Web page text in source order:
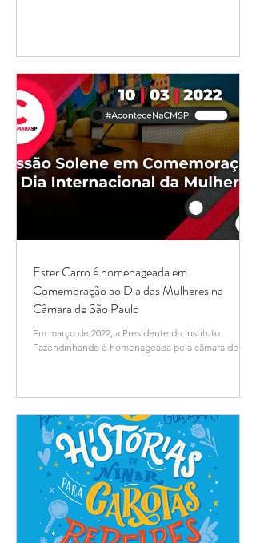
Ester Carro é homenageada em
Comemoração ao Dia das Mulheres na
Câmara de São Paulo
Em março de 2022, a Presidente do Instituto
Fazendinhando é homenageada pela câmara de